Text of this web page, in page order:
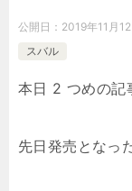
公開日： 2019年11月12
スバル
本日 2 つめの記
先日発売となっ